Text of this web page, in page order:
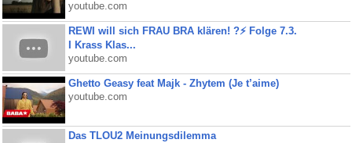
youtube.com
REWI will sich FRAU BRA klären! ?⚡️ Folge 7.3.
I Krass Klas...
youtube.com
Ghetto Geasy feat Majk - Zhytem (Je t’aime)
youtube.com
Das TLOU2 Meinungsdilemma